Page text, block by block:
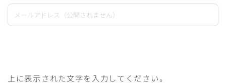
上に表示された文字を入力してください。